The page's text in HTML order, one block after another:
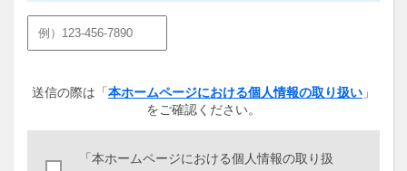
送信の際は「 本ホームページにおける個人情報の取り扱い 」
をご確認ください。
「本ホームページにおける個人情報の取り扱